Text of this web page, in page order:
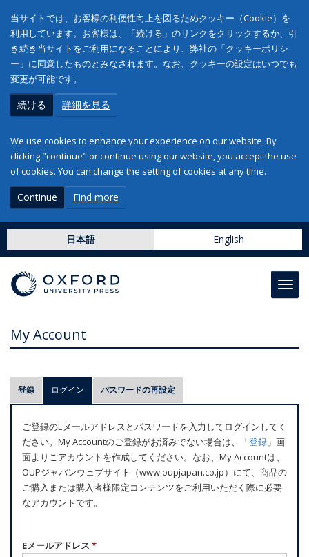
当サイトでは、お客様の利便性向上を図るためクッキー（Cookie）を
利用しています。お客様は、「続ける」のリンクをクリックするか、引
き続き当サイトをご利用になることにより、弊社の「クッキーポリシ
ー」に同意したものとみなされます。なお、クッキーの設定はいつでも
変更が可能です。
続ける 詳細を見る
We use cookies to enhance your experience on our website. By
clicking "continue" or continue using our website, you accept the use
of cookies. You can change the setting of cookies at any time.
Continue Find more
日本語 English
My Account
プ
ラ
マ
リ
ー
タ
ブ
登録 ログイン (アクティブなタブ)
パスワードの再設定
ご登録のEメールアドレスとパスワードを入力してログインしてく
ださい。My Accountのご登録がお済みでない場合は、「登録 」画
面よりごアカウントを作成してください。なお、My Accountは、
OUPジャパンウェブサイト（www.oupjapan.co.jp）にて、商品の
ご購入または購入者様限定コンテンツをご利用いただく際に必要
なアカウントです。
Eメールアドレス *